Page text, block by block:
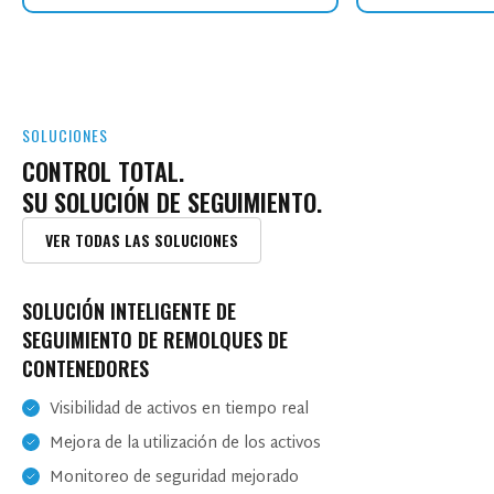
SOLUCIONES
CONTROL TOTAL.
SU SOLUCIÓN DE SEGUIMIENTO.
VER TODAS LAS SOLUCIONES
GESTIÓN DE FLOTAS PÚBLICAS
GUBERNAMENTALES
Seguimiento en tiempo real
Control centralizado de flotas
Cumplimiento y seguridad
GESTIÓN DE OPERACIONES MINERAS
Optimización de combustible y energía
Monitoreo de la seguridad operativa
Análisis basado en datos
La industria minera utiliza maquinaria pesada como
SOLUCIÓN INTELIGENTE DE
SEGUIMIENTO DE REMOLQUES DE
CONTENEDORES
Visibilidad de activos en tiempo real
Mejora de la utilización de los activos
Monitoreo de seguridad mejorado
SEGUIMIENTO DE LA SEGURIDAD DE LOS
TRABAJADORES SOLITARIOS
Garantizar la seguridad de los trabajadores que trabajan
solos requiere visibilidad en tiempo real y capacidad de